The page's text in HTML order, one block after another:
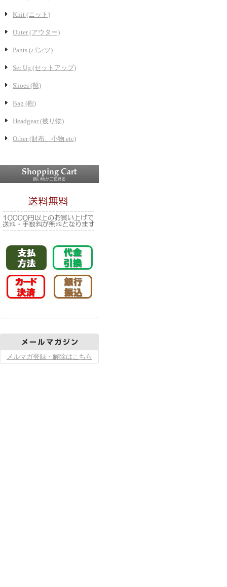
Knit (ニット)
Outer (アウター)
Pants (パンツ)
Set Up (セットアップ)
Shoes (靴)
Bag (鞄)
Headgear (被り物)
Other (財布、小物 etc)
メルマガ登録・解除はこちら